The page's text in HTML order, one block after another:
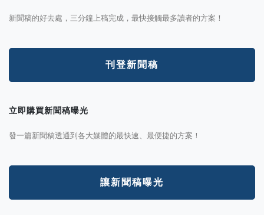
新聞稿的好去處，三分鐘上稿完成，最快接觸最多讀者的方案！
刊登新聞稿
立即購買新聞稿曝光
發一篇新聞稿透通到各大媒體的最快速、最便捷的方案！
讓新聞稿曝光